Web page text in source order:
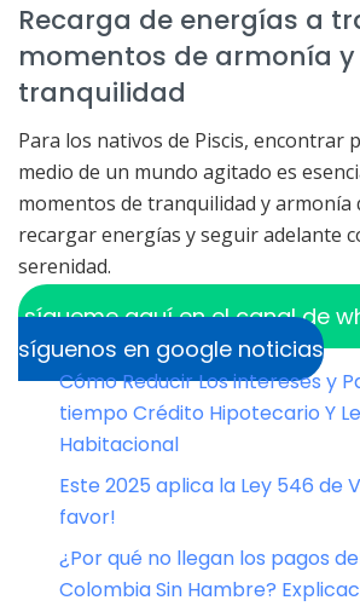
Recarga de energías a
momentos de armonía y
tranquilidad
Para los nativos de Piscis, encontrar
medio de un mundo agitado es
momentos de tranquilidad y armonía
recargar energías y seguir adelante
serenidad.
sígueme aquí en el canal de
síguenos en google noticias
Cómo Reducir Los intereses y
tiempo Crédito Hipotecario Y
Habitacional
Este 2025 aplica la Ley 546 de
favor!
¿Por qué no llegan los pagos
Colombia Sin Hambre?